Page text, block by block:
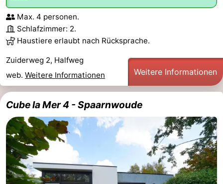
Max. 4 personen.
Schlafzimmer: 2.
Haustiere erlaubt nach Rücksprache.
Zuiderweg 2, Halfweg
web. Weitere Informationen Weitere Informationen
Cube la Mer 4 - Spaarnwoude